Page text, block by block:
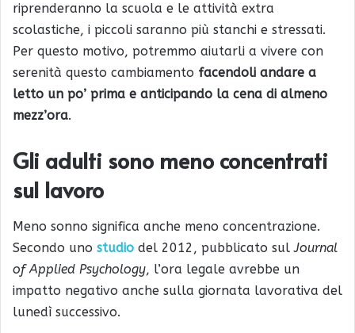
riprenderanno la scuola e le attività extra
scolastiche, i piccoli saranno più stanchi e stressati.
Per questo motivo, potremmo aiutarli a vivere con
serenità questo cambiamento facendoli andare a
letto un po’ prima e anticipando la cena di almeno
mezz’ora.
Gli adulti sono meno concentrati
sul lavoro
Meno sonno significa anche meno concentrazione.
Secondo uno studio del 2012, pubblicato sulJournal
of Applied Psychology, l’ora legale avrebbe un
impatto negativo anche sulla giornata lavorativa del
lunedì successivo.